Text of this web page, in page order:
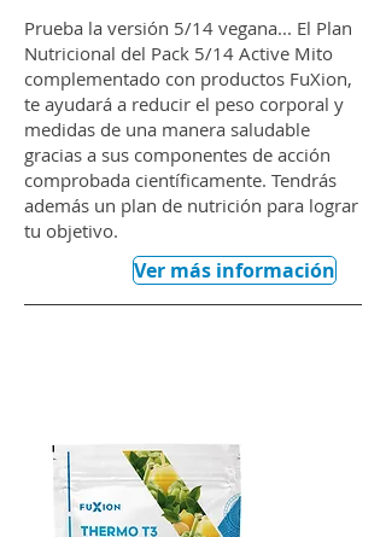
Prueba la versión 5/14 vegana... El Plan
Nutricional del Pack 5/14 Active Mito
complementado con productos FuXion,
te ayudará a reducir el peso corporal y
medidas de una manera saludable
gracias a sus componentes de acción
comprobada científicamente. Tendrás
además un plan de nutrición para lograr
tu objetivo.
Ver más información